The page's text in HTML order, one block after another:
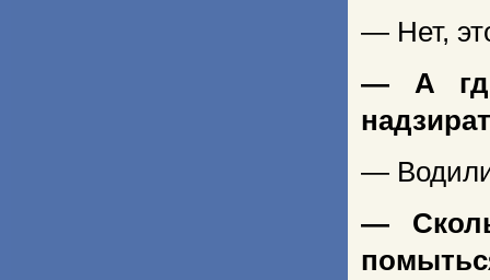
— Нет,
— А
—
—